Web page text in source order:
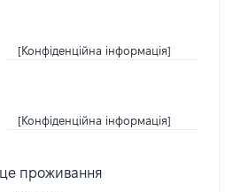
[Конфіденційна інформація]
[Конфіденційна інформація]
проживання